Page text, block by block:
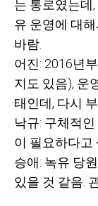
는 통로였는데
유 운영에 대
바람.
어진: 2016년
지도 있음), 운
태인데, 다시
낙규: 구체적
이 필요하다고
승애: 녹유 당
있을 것 같음.